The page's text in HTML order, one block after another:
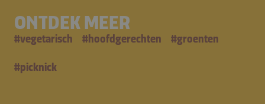
ONTDEK MEER
#vegetarisch #hoofdgerechten #groenten
#picknick